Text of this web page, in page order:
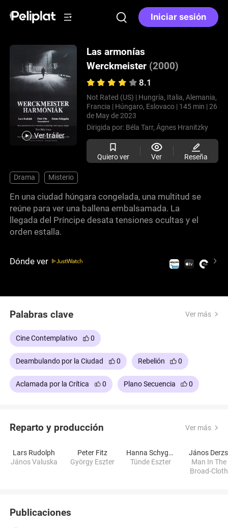
Iniciar sesión
Ver tráiler
Las armonías
Werckmeister (2000)
8.1
Not Rated (US) | Hungría, Italia, Alemania,
Francia | Húngaro, Eslovaco | 145 min | 26
de May de 2023
Dirigida por: Béla Tarr, Ágnes Hranitzky
Quiero ver Ver Reseña
Drama Misterio
En una ciudad húngara congelada, una multitud se
reúne para ver una ballena embalsamada. La
llegada del Príncipe desata tensiones ocultas y el
orden estalla.
Dónde ver
Palabras clave Ver más
Cine Contemplativo 0
Deambulando por la Ciudad 0 Rebelión 0
Aclamada por la Crítica 0 Plano Secuencia 0
Reparto y producción Ver más
Lars Rudolph
János Valuska
Peter Fitz
György Eszter
Hanna Schygulla
Tünde Eszter
János
Man In The
Broad-Cloth
Publicaciones